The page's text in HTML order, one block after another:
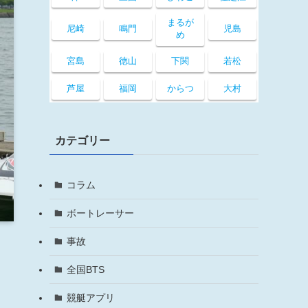
尼崎 鳴門
まるが
め
児島
宮島 徳山 下関 若松
芦屋 福岡 からつ 大村
カテゴリー
コラム
ボートレーサー
事故
全国BTS
競艇アプリ